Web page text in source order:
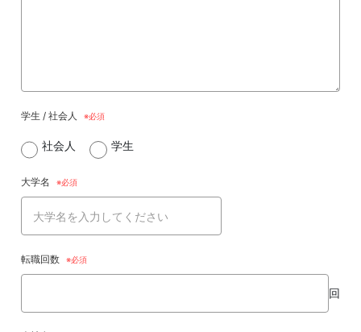
学生 / 社会人
社会人 学生
大学名
転職回数
回